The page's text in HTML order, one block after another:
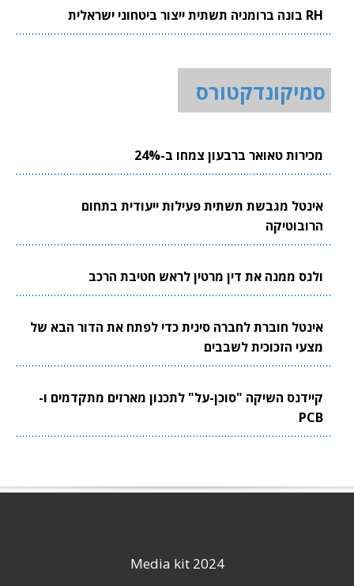
RH בונה ברומניה תשתית ייצור ביטחוני ישראלית
סמיקונדקטורס
מכירות טאואר ברבעון צמחו ב-24%
אינטל מגבשת תשתית פעילות ייעודית בתחום
הרובוטיקה
ולנס ממנה את דין מרטין לראש חטיבת הרכב
אינטל חוברת לחברה סינית כדי לפתח את הדור הבא של
מצעי הזכוכית לשבבים
קיידנס השיקה "סוכן-על" לתכנון מארזים מתקדמים ו-
PCB
Media kit 2024